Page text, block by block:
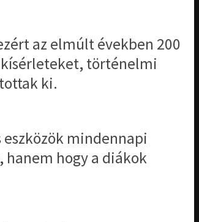
az elmúlt években 200
történelmi
ki.
mindennapi
hanem hogy a diákok